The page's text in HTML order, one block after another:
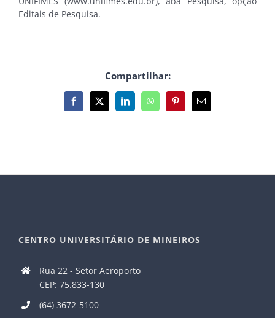
Editais de Pesquisa.
Compartilhar:
Facebook
X LinkedInWhatsAppPinterest
E-
mail
CENTRO UNIVERSITÁRIO DE MINEIROS
Rua 22 - Setor Aeroporto
CEP: 75.833-130
(64) 3672-5100